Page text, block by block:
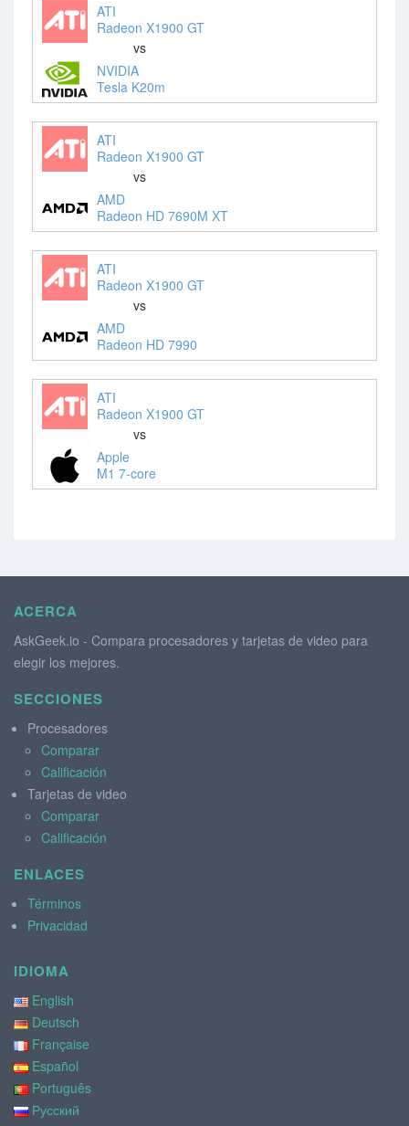
ATI
Radeon X1900 GT
vs
NVIDIA
Tesla K20m
ATI
Radeon X1900 GT
vs
AMD
Radeon HD 7690M XT
ATI
Radeon X1900 GT
vs
AMD
Radeon HD 7990
ATI
Radeon X1900 GT
vs
Apple
M1 7-core
ACERCA
AskGeek.io - Compara procesadores y tarjetas de video para
elegir los mejores.
SECCIONES
Procesadores
Comparar
Calificación
Tarjetas de video
Comparar
Calificación
ENLACES
Términos
Privacidad
IDIOMA
English
Deutsch
Française
Español
Português
Русский